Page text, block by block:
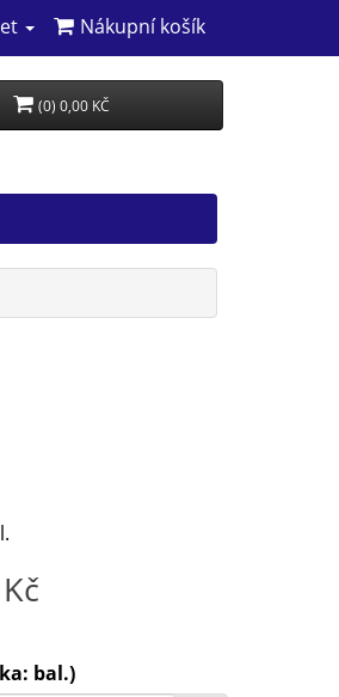
Nákupní košík
(0) 0,00 KČ
bal.)